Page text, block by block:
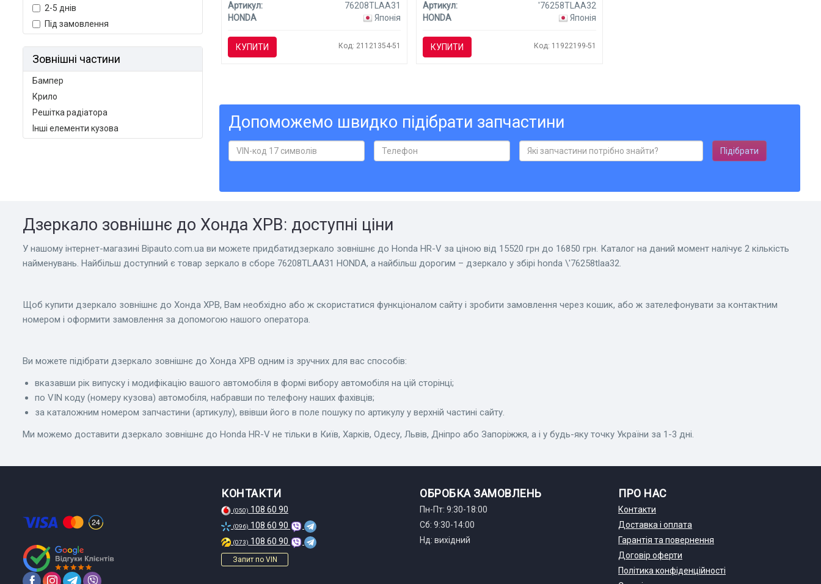
2-5 днів
Під замовлення
Зовнішні частини
Бампер
Крило
Решітка радіатора
Інші елементи кузова
Артикул:
76208TLAA31
HONDA
Японія
КУПИТИ Код: 21121354-51
Артикул:
'76258TLAA32
HONDA
Японія
КУПИТИ Код: 11922199-51
Допоможемо швидко підібрати запчастини
Підібрати
Дзеркало зовнішнє до Хонда ХРВ: доступні ціни
У нашому інтернет-магазині Bіpauto.com.ua ви можете придбатидзеркало зовнішнє до Honda HR-V за ціною від 15520 грн до 16850 грн. Каталог на даний момент налічує 2 кількість
найменувань. Найбільш доступний є товар зеркало в сборе 76208TLAA31 HONDA, а найбільш дорогим – дзеркало у збірі honda \'76258tlaa32.
Щоб купити дзеркало зовнішнє до Хонда ХРВ, Вам необхідно або ж скористатися функціоналом сайту і зробити замовлення через кошик, або ж зателефонувати за контактним
номером і оформити замовлення за допомогою нашого оператора.
Ви можете підібрати дзеркало зовнішнє до Хонда ХРВ одним із зручних для вас способів:
вказавши рік випуску і модифікацію вашого автомобіля в формі вибору автомобіля на цій сторінці;
по VIN коду (номеру кузова) автомобіля, набравши по телефону наших фахівців;
за каталожним номером запчастини (артикулу), ввівши його в поле пошуку по артикулу у верхній частині сайту.
Ми можемо доставити дзеркало зовнішнє до Honda HR-V не тільки в Київ, Харків, Одесу, Львів, Дніпро або Запоріжжя, а і у будь-яку точку України за 1-3 дні.
КОНТАКТИ
(050) 108 60 90
(096) 108 60 90
(073) 108 60 90
Запит по VIN
ОБРОБКА ЗАМОВЛЕНЬ
Пн-Пт: 9:30-18:00
Сб: 9:30-14:00
Нд: вихідний
ПРО НАС
Контакти
Доставка і оплата
Гарантія та повернення
Договір оферти
Політика конфіденційності